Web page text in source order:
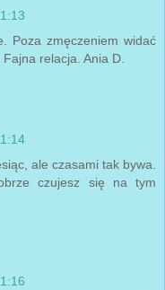
Poza zmęczeniem widać
relacja. Ania D.
ale czasami tak bywa.
czujesz się na tym